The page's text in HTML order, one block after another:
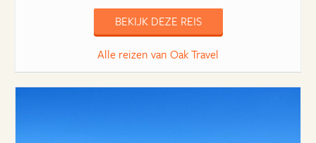
BEKIJK DEZE REIS
Alle reizen van Oak Travel